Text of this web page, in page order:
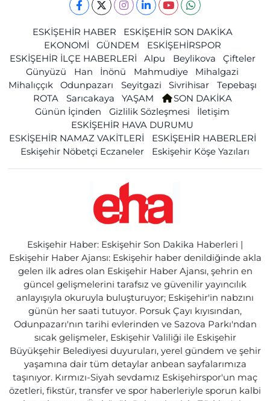
ESKİŞEHİR HABER
ESKİŞEHİR SON DAKİKA
EKONOMİ
GÜNDEM
ESKİŞEHİRSPOR
ESKİŞEHİR İLÇE HABERLERİ
Alpu Beylikova
Çifteler
Günyüzü
Han İnönü Mahmudiye
Mihalgazi
Mihalıççık
Odunpazarı Seyitgazi Sivrihisar
Tepebaşı
ROTA
Sarıcakaya YAŞAM
SON DAKİKA
Günün İçinden
Gizlilik Sözleşmesi
İletişim
ESKİŞEHİR HAVA DURUMU
ESKİŞEHİR NAMAZ VAKİTLERİ
ESKİŞEHİR HABERLERİ
Eskişehir Nöbetçi Eczaneler
Eskişehir Köşe Yazıları
Eskişehir Haber: Eskişehir Son Dakika Haberleri |
Eskişehir Haber Ajansı: Eskişehir haber denildiğinde akla
gelen ilk adres olan Eskişehir Haber Ajansı, şehrin en
güncel gelişmelerini tarafsız ve güvenilir yayıncılık
anlayışıyla okuruyla buluşturuyor; Eskişehir'in nabzını
günün her saati tutuyor. Porsuk Çayı kıyısından,
Odunpazarı'nın tarihi evlerinden ve Sazova Parkı'ndan
sıcak gelişmeler, Eskişehir Valiliği ile Eskişehir
Büyükşehir Belediyesi duyuruları, yerel gündem ve şehir
yaşamına dair tüm detaylar anbean sayfalarımıza
taşınıyor. Kırmızı-Siyah sevdamız Eskişehirspor'un maç
özetleri, fikstür, transfer ve spor haberleriyle sporun kalbi